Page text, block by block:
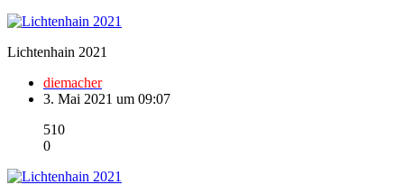
Lichtenhain 2021
diemacher
3. Mai 2021 um 09:07
510
0